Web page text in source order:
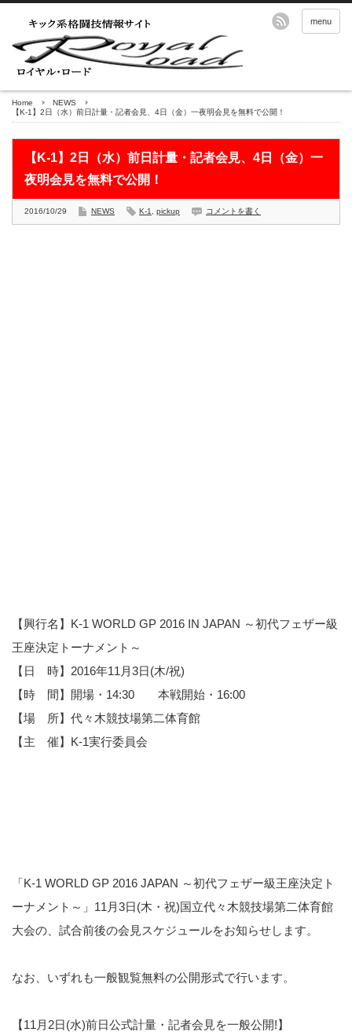
menu
Home
NEWS
【K-1】2日（水）前日計量・記者会見、4日（金）一夜明会見を無料で公開！
【K-1】2日（水）前日計量・記者会見、4日（金）一
夜明会見を無料で公開！
2016/10/29 NEWS K-1 pickup コメントを書く
【興行名】K-1 WORLD GP 2016 IN JAPAN ～初代フェザー級
王座決定トーナメント～
【日 時】2016年11月3日(木/祝)
【時 間】開場・14:30 本戦開始・16:00
【場 所】代々木競技場第二体育館
【主 催】K-1実行委員会
「K-1 WORLD GP 2016 JAPAN ～初代フェザー級王座決定ト
ーナメント～」11月3日(木・祝)国立代々木競技場第二体育館
大会の、試合前後の会見スケジュールをお知らせします。
なお、いずれも一般観覧無料の公開形式で行います。
【11月2日(水)前日公式計量・記者会見を一般公開!】